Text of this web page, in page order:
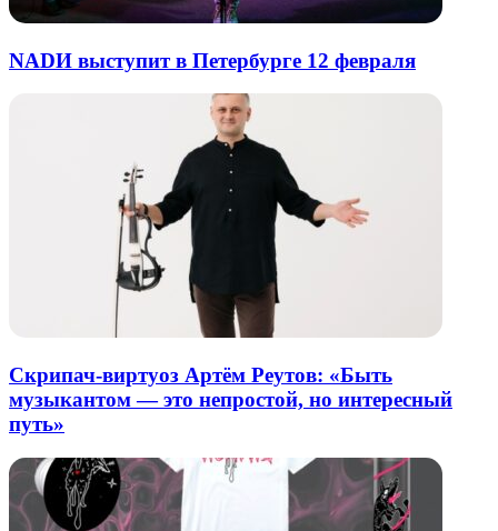
NADИ выступит в Петербурге 12 февраля
Скрипач-виртуоз Артём Реутов: «Быть
музыкантом — это непростой, но интересный
путь»